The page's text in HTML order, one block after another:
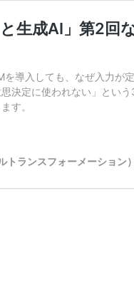
生成AI」第2
を導入しても、なぜ入力が
決定に使われない」とい
す。
トランスフォーメーション